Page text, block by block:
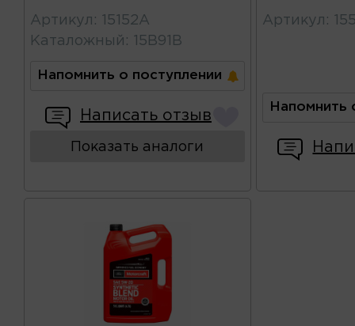
Артикул :
15152A
Каталожный : 15B91B
Напомнить о поступлении
Написать отзыв
Показать аналоги
Артикул :
Напомнить